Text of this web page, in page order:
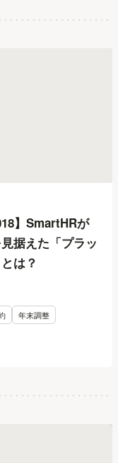
】SmartHRが
据えた「プラッ
は？
年末調整